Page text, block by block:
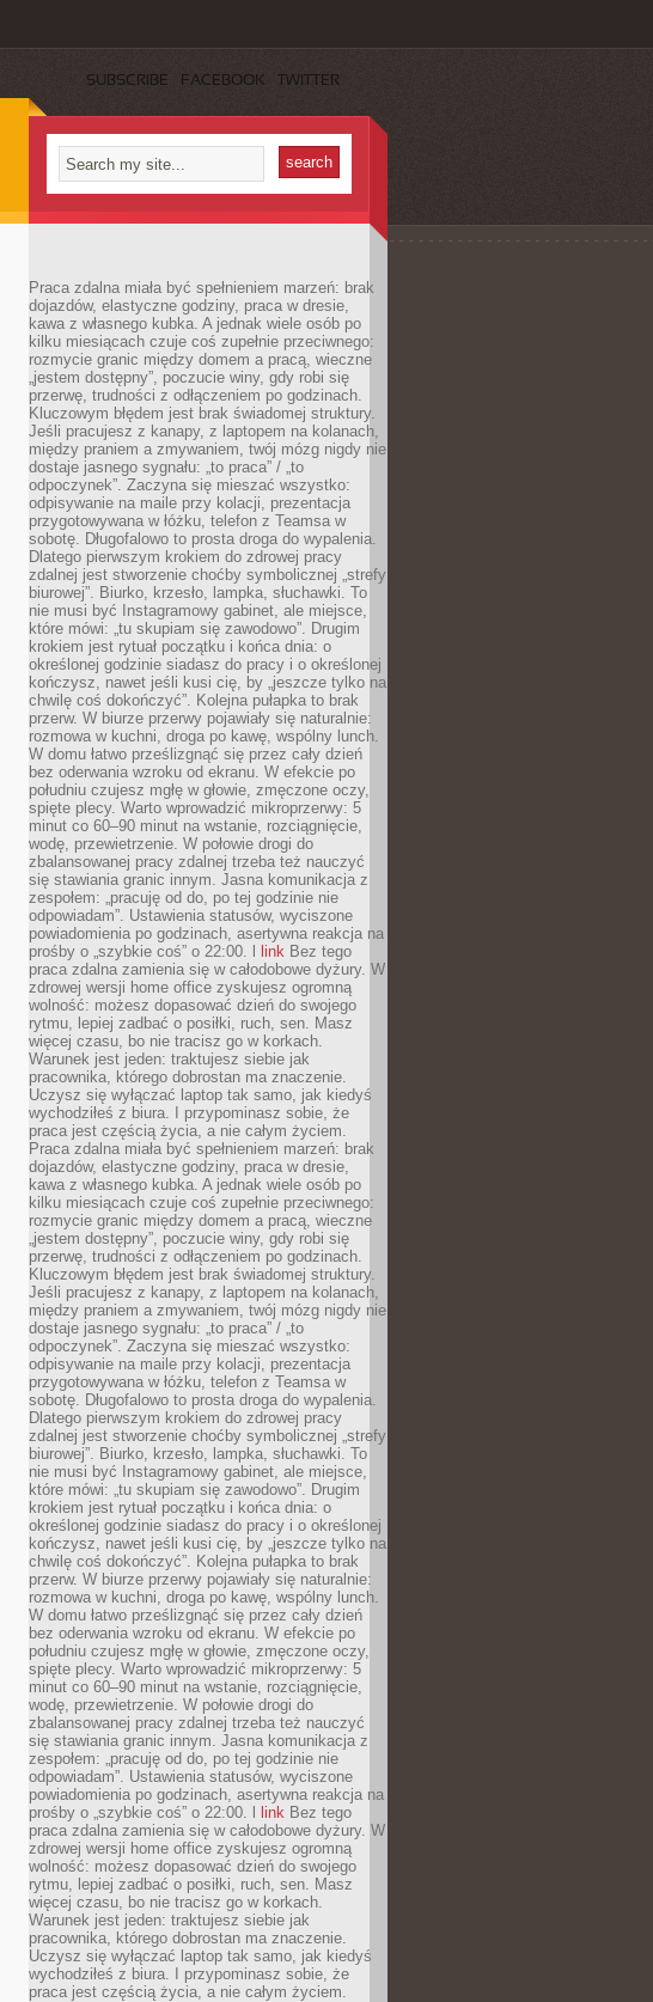
SUBSCRIBE FACEBOOK TWITTER
Praca zdalna miała być spełnieniem marzeń: brak
dojazdów, elastyczne godziny, praca w dresie,
kawa z własnego kubka. A jednak wiele osób po
kilku miesiącach czuje coś zupełnie przeciwnego:
rozmycie granic między domem a pracą, wieczne
„jestem dostępny”, poczucie winy, gdy robi się
przerwę, trudności z odłączeniem po godzinach.
Kluczowym błędem jest brak świadomej struktury.
Jeśli pracujesz z kanapy, z laptopem na kolanach,
między praniem a zmywaniem, twój mózg nigdy nie
dostaje jasnego sygnału: „to praca” / „to
odpoczynek”. Zaczyna się mieszać wszystko:
odpisywanie na maile przy kolacji, prezentacja
przygotowywana w łóżku, telefon z Teamsa w
sobotę. Długofalowo to prosta droga do wypalenia.
Dlatego pierwszym krokiem do zdrowej pracy
zdalnej jest stworzenie choćby symbolicznej „strefy
biurowej”. Biurko, krzesło, lampka, słuchawki. To
nie musi być Instagramowy gabinet, ale miejsce,
które mówi: „tu skupiam się zawodowo”. Drugim
krokiem jest rytuał początku i końca dnia: o
określonej godzinie siadasz do pracy i o określonej
kończysz, nawet jeśli kusi cię, by „jeszcze tylko na
chwilę coś dokończyć”. Kolejna pułapka to brak
przerw. W biurze przerwy pojawiały się naturalnie:
rozmowa w kuchni, droga po kawę, wspólny lunch.
W domu łatwo prześlizgnąć się przez cały dzień
bez oderwania wzroku od ekranu. W efekcie po
południu czujesz mgłę w głowie, zmęczone oczy,
spięte plecy. Warto wprowadzić mikroprzerwy: 5
minut co 60–90 minut na wstanie, rozciągnięcie,
wodę, przewietrzenie. W połowie drogi do
zbalansowanej pracy zdalnej trzeba też nauczyć
się stawiania granic innym. Jasna komunikacja z
zespołem: „pracuję od do, po tej godzinie nie
odpowiadam”. Ustawienia statusów, wyciszone
powiadomienia po godzinach, asertywna reakcja na
prośby o „szybkie coś” o 22:00. l
link Bez tego
praca zdalna zamienia się w całodobowe dyżury. W
zdrowej wersji home office zyskujesz ogromną
wolność: możesz dopasować dzień do swojego
rytmu, lepiej zadbać o posiłki, ruch, sen. Masz
więcej czasu, bo nie tracisz go w korkach.
Warunek jest jeden: traktujesz siebie jak
pracownika, którego dobrostan ma znaczenie.
Uczysz się wyłączać laptop tak samo, jak kiedyś
wychodziłeś z biura. I przypominasz sobie, że
praca jest częścią życia, a nie całym życiem.
Praca zdalna miała być spełnieniem marzeń: brak
dojazdów, elastyczne godziny, praca w dresie,
kawa z własnego kubka. A jednak wiele osób po
kilku miesiącach czuje coś zupełnie przeciwnego:
rozmycie granic między domem a pracą, wieczne
„jestem dostępny”, poczucie winy, gdy robi się
przerwę, trudności z odłączeniem po godzinach.
Kluczowym błędem jest brak świadomej struktury.
Jeśli pracujesz z kanapy, z laptopem na kolanach,
między praniem a zmywaniem, twój mózg nigdy nie
dostaje jasnego sygnału: „to praca” / „to
odpoczynek”. Zaczyna się mieszać wszystko:
odpisywanie na maile przy kolacji, prezentacja
przygotowywana w łóżku, telefon z Teamsa w
sobotę. Długofalowo to prosta droga do wypalenia.
Dlatego pierwszym krokiem do zdrowej pracy
zdalnej jest stworzenie choćby symbolicznej „strefy
biurowej”. Biurko, krzesło, lampka, słuchawki. To
nie musi być Instagramowy gabinet, ale miejsce,
które mówi: „tu skupiam się zawodowo”. Drugim
krokiem jest rytuał początku i końca dnia: o
określonej godzinie siadasz do pracy i o określonej
kończysz, nawet jeśli kusi cię, by „jeszcze tylko na
chwilę coś dokończyć”. Kolejna pułapka to brak
przerw. W biurze przerwy pojawiały się naturalnie:
rozmowa w kuchni, droga po kawę, wspólny lunch.
W domu łatwo prześlizgnąć się przez cały dzień
bez oderwania wzroku od ekranu. W efekcie po
południu czujesz mgłę w głowie, zmęczone oczy,
spięte plecy. Warto wprowadzić mikroprzerwy: 5
minut co 60–90 minut na wstanie, rozciągnięcie,
wodę, przewietrzenie. W połowie drogi do
zbalansowanej pracy zdalnej trzeba też nauczyć
się stawiania granic innym. Jasna komunikacja z
zespołem: „pracuję od do, po tej godzinie nie
odpowiadam”. Ustawienia statusów, wyciszone
powiadomienia po godzinach, asertywna reakcja na
prośby o „szybkie coś” o 22:00. l
link Bez tego
praca zdalna zamienia się w całodobowe dyżury. W
zdrowej wersji home office zyskujesz ogromną
wolność: możesz dopasować dzień do swojego
rytmu, lepiej zadbać o posiłki, ruch, sen. Masz
więcej czasu, bo nie tracisz go w korkach.
Warunek jest jeden: traktujesz siebie jak
pracownika, którego dobrostan ma znaczenie.
Uczysz się wyłączać laptop tak samo, jak kiedyś
wychodziłeś z biura. I przypominasz sobie, że
praca jest częścią życia, a nie całym życiem.